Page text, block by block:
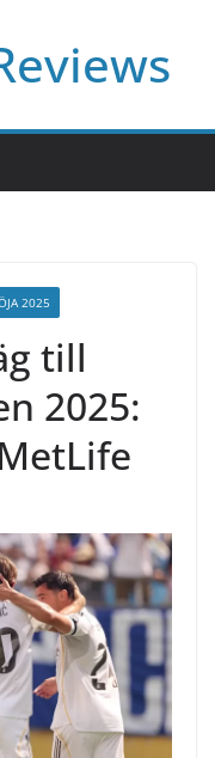
2025
till
2025: